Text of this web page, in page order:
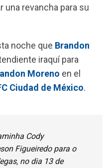
una revancha para su
noche que Brandon
iraquí para
Moreno en el
Ciudad de México.
Cody
Figueiredo para o
no dia 13 de